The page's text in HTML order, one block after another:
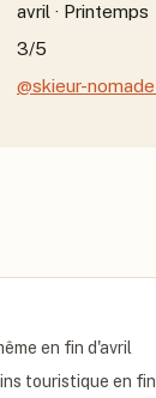
avril · Printemps
3/5
@skieur-nomade
en fin d'avril
touristique en